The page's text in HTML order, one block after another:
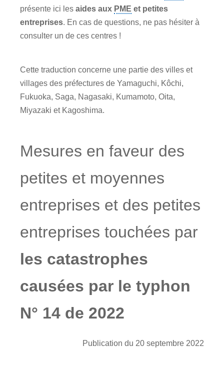
présente ici les aides aux PME et petites
entreprises. En cas de questions, ne pas hésiter à
consulter un de ces centres !
Cette traduction concerne une partie des villes et
villages des préfectures de Yamaguchi, Kôchi,
Fukuoka, Saga, Nagasaki, Kumamoto, Oita,
Miyazaki et Kagoshima.
Mesures en faveur des
petites et moyennes
entreprises et des petites
entreprises touchées par
les catastrophes
causées par le typhon
N° 14 de 2022
Publication du 20 septembre 2022